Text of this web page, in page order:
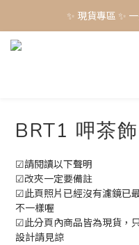
✨ 現貨專區 ✨
✨ 現貨專區 ✨
✨ 現貨專區 ✨
BRT1 呷茶
☑請閱讀以下聲明
☑改夾一定要備註
☑此頁照片已經沒有濾鏡已
不一樣喔
☑此分頁內商品皆為現貨，
設計請見諒